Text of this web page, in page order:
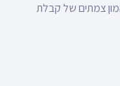
צמתים של קבלת